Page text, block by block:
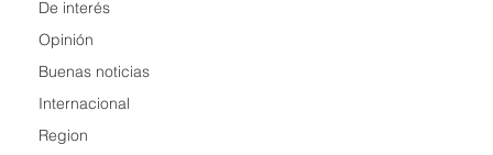
De interés
Opinión
Buenas noticias
Internacional
Region